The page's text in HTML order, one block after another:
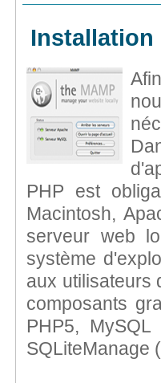
Installation
PHP est
Macintosh,
serveur web
système
aux utilisateurs
composants
PHP5,
SQLiteManage